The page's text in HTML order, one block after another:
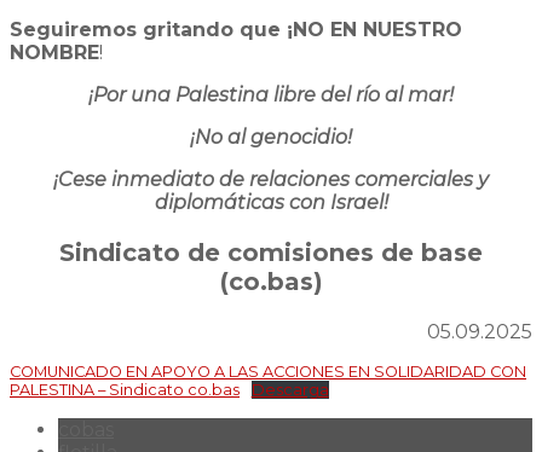
Seguiremos gritando que ¡NO EN NUESTRO
NOMBRE!
¡Por una Palestina libre del río al mar!
¡No al genocidio!
¡Cese inmediato de relaciones comerciales y
diplomáticas con Israel!
Sindicato de comisiones de base
(co.bas)
05.09.2025
COMUNICADO EN APOYO A LAS ACCIONES EN SOLIDARIDAD CON
PALESTINA – Sindicato co.bas
Descarga